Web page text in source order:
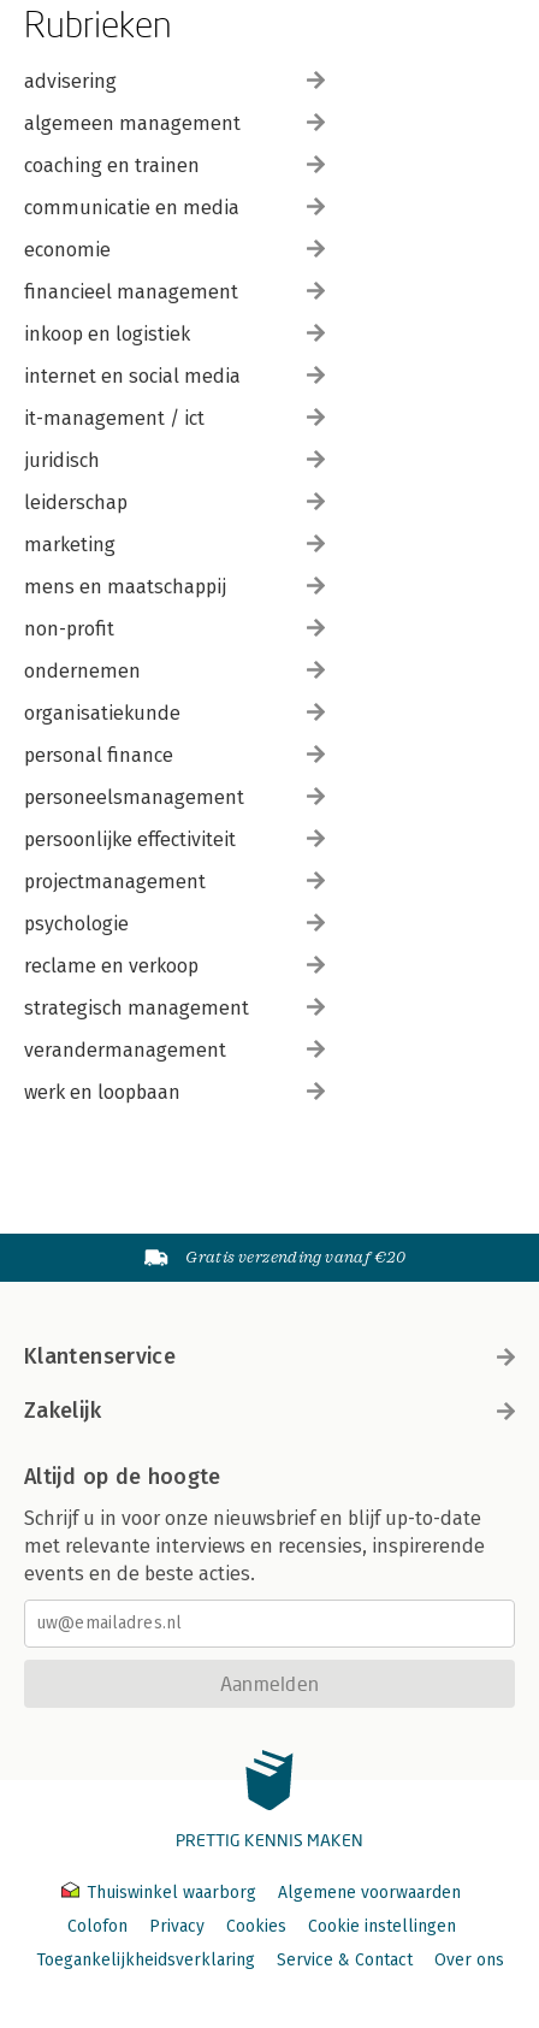
Rubrieken
advisering
algemeen management
coaching en trainen
communicatie en media
economie
financieel management
inkoop en logistiek
internet en social media
it-management / ict
juridisch
leiderschap
marketing
mens en maatschappij
non-profit
ondernemen
organisatiekunde
personal finance
personeelsmanagement
persoonlijke effectiviteit
projectmanagement
psychologie
reclame en verkoop
strategisch management
verandermanagement
werk en loopbaan
Gratis verzending vanaf €20
Klantenservice
Zakelijk
Altijd op de hoogte
Schrijf u in voor onze nieuwsbrief en blijf up-to-date
met relevante interviews en recensies, inspirerende
events en de beste acties.
Aanmelden
PRETTIG KENNIS MAKEN
Thuiswinkel waarborg
Algemene voorwaarden
Colofon
Privacy Cookies
Cookie instellingen
Toegankelijkheidsverklaring
Service & Contact Over ons